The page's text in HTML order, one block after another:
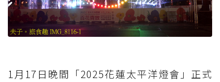
1月17日晚間「2025花蓮太平洋燈會」正式